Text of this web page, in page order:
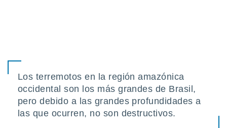
un
o acceder
Los terremotos en la región amazónica
occidental son los más grandes de Brasil,
pero debido a las grandes profundidades a
las que ocurren, no son destructivos.